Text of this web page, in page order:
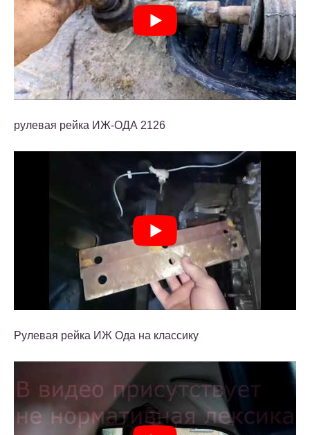
рулевая рейка ИЖ-ОДА 2126
Рулевая рейка ИЖ Ода на классику